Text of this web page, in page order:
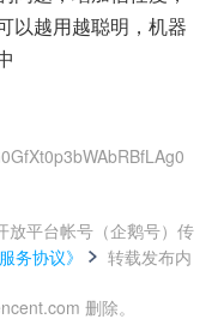
以越用越聪明，机器
放平台帐号（企鹅号）传
务协议》
转载发布内
删除。